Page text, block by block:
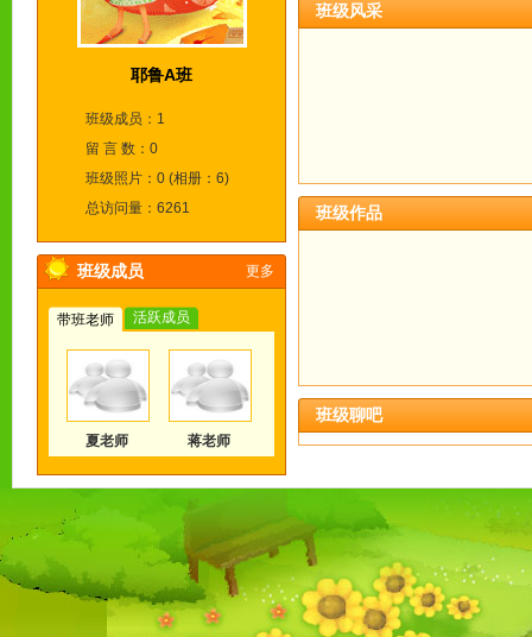
耶鲁A班
班级成员：1
留 言 数：0
班级照片：0 (相册：6)
总访问量：6261
班级成员 更多
带班老师 活跃成员
夏老师 蒋老师
班级风采
班级作品
班级聊吧